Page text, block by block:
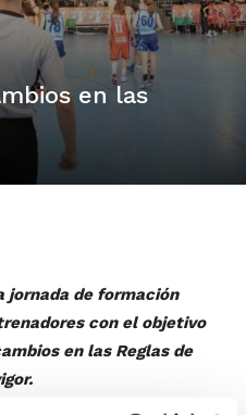
en las
jornada de formación
con el objetivo
en las Reglas de